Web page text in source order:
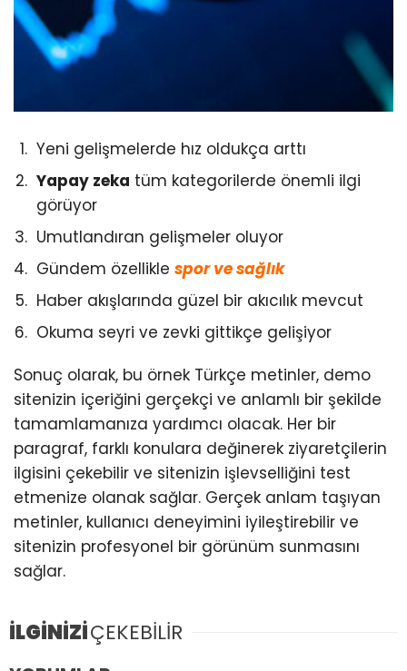
Yeni gelişmelerde hız oldukça arttı
Yapay zeka tüm kategorilerde önemli ilgi
görüyor
Umutlandıran gelişmeler oluyor
Gündem özellikle spor ve sağlık
Haber akışlarında güzel bir akıcılık mevcut
Okuma seyri ve zevki gittikçe gelişiyor
Sonuç olarak, bu örnek Türkçe metinler, demo
sitenizin içeriğini gerçekçi ve anlamlı bir şekilde
tamamlamanıza yardımcı olacak. Her bir
paragraf, farklı konulara değinerek ziyaretçilerin
ilgisini çekebilir ve sitenizin işlevselliğini test
etmenize olanak sağlar. Gerçek anlam taşıyan
metinler, kullanıcı deneyimini iyileştirebilir ve
sitenizin profesyonel bir görünüm sunmasını
sağlar.
İLGİNİZİÇEKEBİLİR